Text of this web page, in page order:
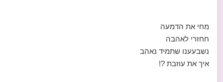
מחי את הדמעה
חחזרי לאהבה
נשבעענו שתמיד נאהב
איך את עוזבת ?!